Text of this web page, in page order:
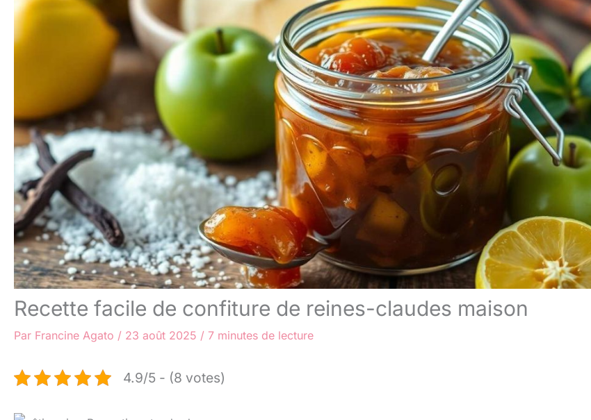
Recette facile de confiture de reines-claudes maison
Par Francine Agato / 23 août 2025 / 7 minutes de lecture
4.9/5 - (8 votes)